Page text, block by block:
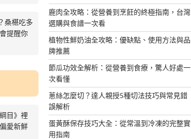
桑椹吃多
提醒你
目》裡
愛新鮮
鹿肉全攻略：從營養到烹飪的終極指南，台灣
選購與食譜一次看
植物性鮮奶油全攻略：優缺點、使用方法與品
牌推薦
節瓜功效全解析：從營養到食療，驚人好處一
次看懂
蔥絲怎麼切？達人親授5種切法技巧與常見錯
誤解析
蛋黃酥保存技巧大全：從常溫到冷凍的完整實
用指南